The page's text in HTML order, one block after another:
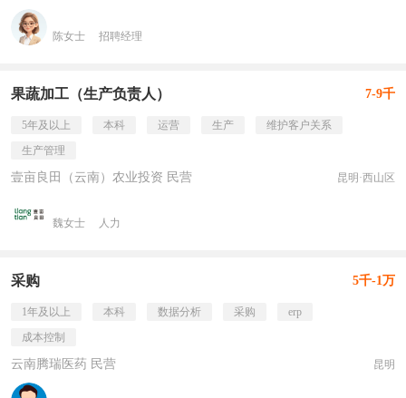
陈女士 招聘经理
果蔬加工（生产负责人） 7-9千
5年及以上 本科 运营 生产
维护客户关系
生产管理
壹亩良田（云南）农业投资 民营 昆明·西山区
魏女士 人力
采购 5千-1万
1年及以上 本科 数据分析 采购
erp
成本控制
云南腾瑞医药 民营 昆明